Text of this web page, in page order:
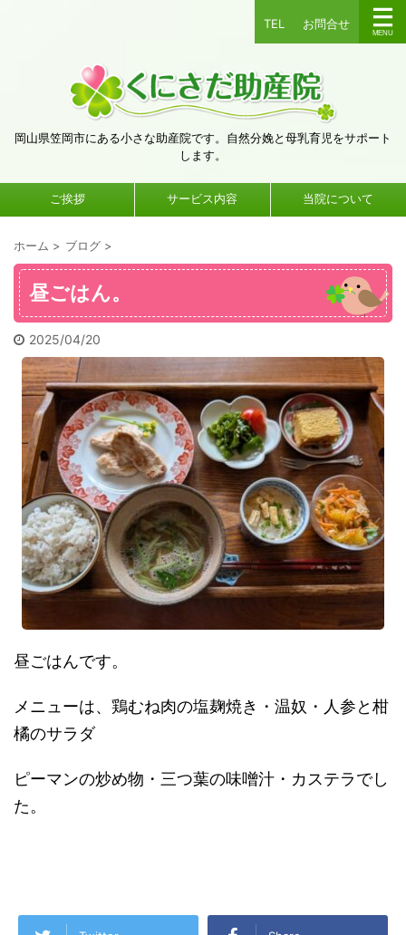
TEL お問合せ
岡山県笠岡市にある小さな助産院です。自然分娩と母乳育児をサポート
します。
ご挨拶 サービス内容 当院について
ホーム > ブログ >
昼ごはん。
2025/04/20
昼ごはんです。
メニューは、鶏むね肉の塩麹焼き・温奴・人参と柑
橘のサラダ
ピーマンの炒め物・三つ葉の味噌汁・カステラでし
た。